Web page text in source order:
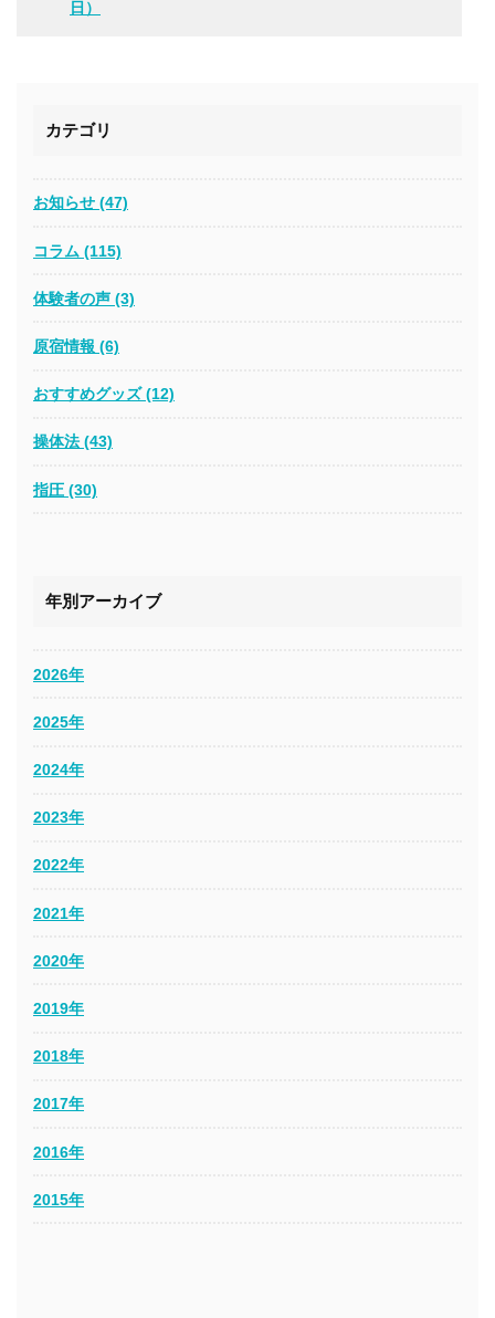
日）
カテゴリ
お知らせ (47)
コラム (115)
体験者の声 (3)
原宿情報 (6)
おすすめグッズ (12)
操体法 (43)
指圧 (30)
年別アーカイブ
2026年
2025年
2024年
2023年
2022年
2021年
2020年
2019年
2018年
2017年
2016年
2015年